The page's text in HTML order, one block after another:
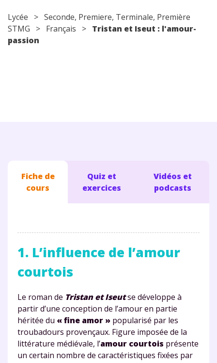
Lycée > Seconde, Premiere, Terminale, Première
STMG > Français > Tristan et Iseut : l'amour-
passion
Fiche de
cours
Quiz et
exercices
Vidéos et
podcasts
1. L’influence de l’amour
courtois
Le roman de Tristan et Iseutse développe à
partir d’une conception de l’amour en partie
héritée du « fine amor » popularisé par les
troubadours provençaux. Figure imposée de la
littérature médiévale, l’amour courtois présente
un certain nombre de caractéristiques fixées par